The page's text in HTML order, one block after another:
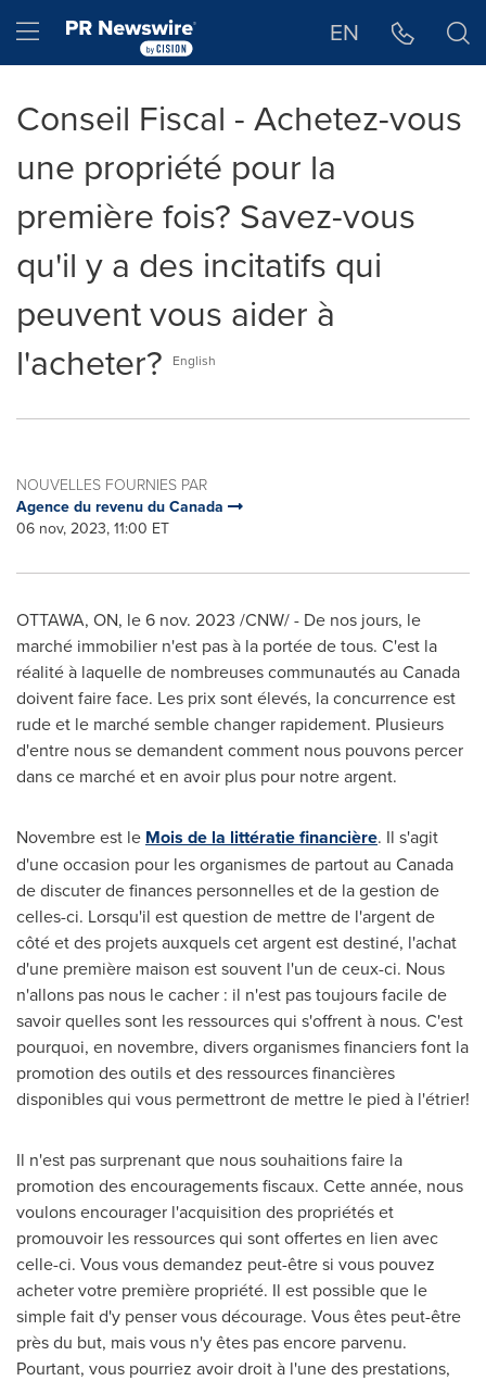
Hamburger menu EN
Conseil Fiscal - Achetez-vous
une propriété pour la
première fois? Savez-vous
qu'il y a des incitatifs qui
peuvent vous aider à
l'acheter?
English
NOUVELLES FOURNIES PAR
Agence du revenu du Canada
06 nov, 2023, 11:00 ET
OTTAWA, ON, le6 nov. 2023 /CNW/ - De nos jours, le
marché immobilier n'est pas à la portée de tous. C'est la
réalité à laquelle de nombreuses communautés au Canada
doivent faire face. Les prix sont élevés, la concurrence est
rude et le marché semble changer rapidement. Plusieurs
d'entre nous se demandent comment nous pouvons percer
dans ce marché et en avoir plus pour notre argent.
Novembre est le Mois de la littératie financière. Il s'agit
d'une occasion pour les organismes de partout au Canada
de discuter de finances personnelles et de la gestion de
celles-ci. Lorsqu'il est question de mettre de l'argent de
côté et des projets auxquels cet argent est destiné, l'achat
d'une première maison est souvent l'un de ceux-ci. Nous
n'allons pas nous le cacher : il n'est pas toujours facile de
savoir quelles sont les ressources qui s'offrent à nous. C'est
pourquoi, en novembre, divers organismes financiers font la
promotion des outils et des ressources financières
disponibles qui vous permettront de mettre le pied à l'étrier!
Il n'est pas surprenant que nous souhaitions faire la
promotion des encouragements fiscaux. Cette année, nous
voulons encourager l'acquisition des propriétés et
promouvoir les ressources qui sont offertes en lien avec
celle-ci. Vous vous demandez peut-être si vous pouvez
acheter votre première propriété. Il est possible que le
simple fait d'y penser vous décourage. Vous êtes peut-être
près du but, mais vous n'y êtes pas encore parvenu.
Pourtant, vous pourriez avoir droit à l'une des prestations,